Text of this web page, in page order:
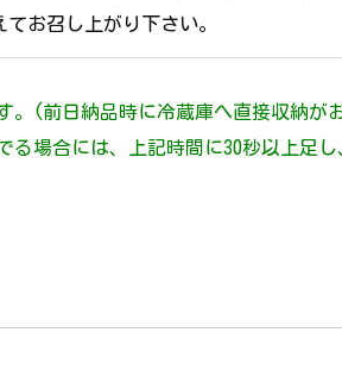
お召し上がり下さい。
。(前日納品時に冷蔵庫へ直接収納が
場合には、上記時間に30秒以上足し